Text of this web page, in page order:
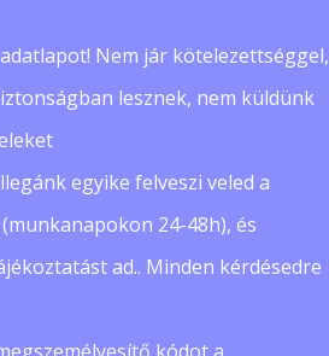
Nem jár kötelezettséggel,
lesznek, nem küldünk
egyike felveszi veled a
24-48h), és
ad.. Minden kérdésedre